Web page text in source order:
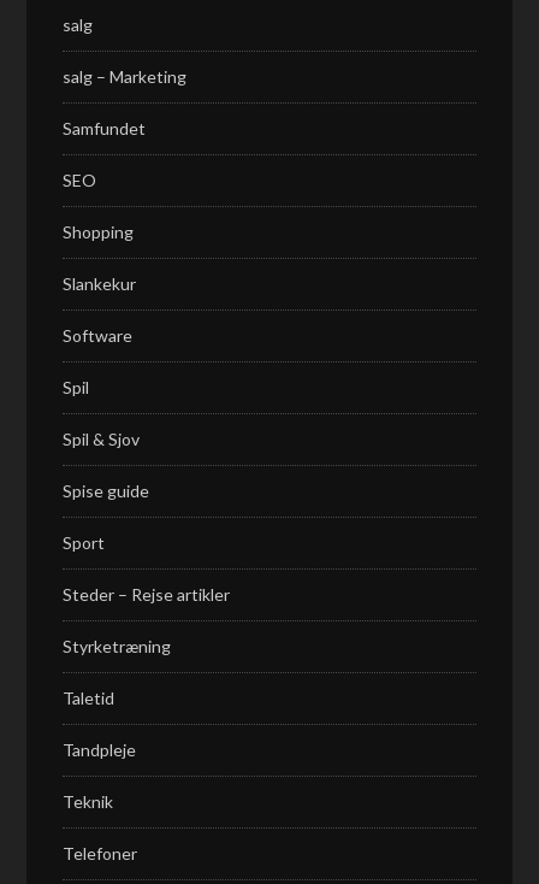
salg
salg – Marketing
Samfundet
SEO
Shopping
Slankekur
Software
Spil
Spil & Sjov
Spise guide
Sport
Steder – Rejse artikler
Styrketræning
Taletid
Tandpleje
Teknik
Telefoner